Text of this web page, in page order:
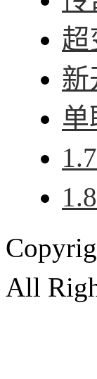
超
新
单
All